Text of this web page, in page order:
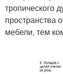
тропического
пространства
мебели, тем